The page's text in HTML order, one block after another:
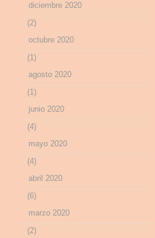
diciembre 2020
(2)
octubre 2020
(1)
agosto 2020
(1)
junio 2020
(4)
mayo 2020
(4)
abril 2020
(6)
marzo 2020
(2)